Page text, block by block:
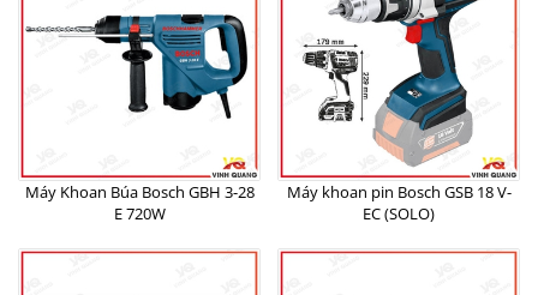
Máy Khoan Búa Bosch GBH 3-28
E 720W
Máy khoan pin Bosch GSB 18 V-
EC (SOLO)